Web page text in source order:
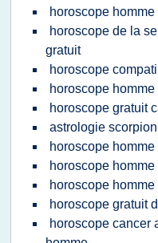
horoscope
horoscope de la
gratuit
horoscope
horoscope
horoscope gratuit
astrologie
horoscope
horoscope
horoscope
horoscope gratuit
horoscope cancer